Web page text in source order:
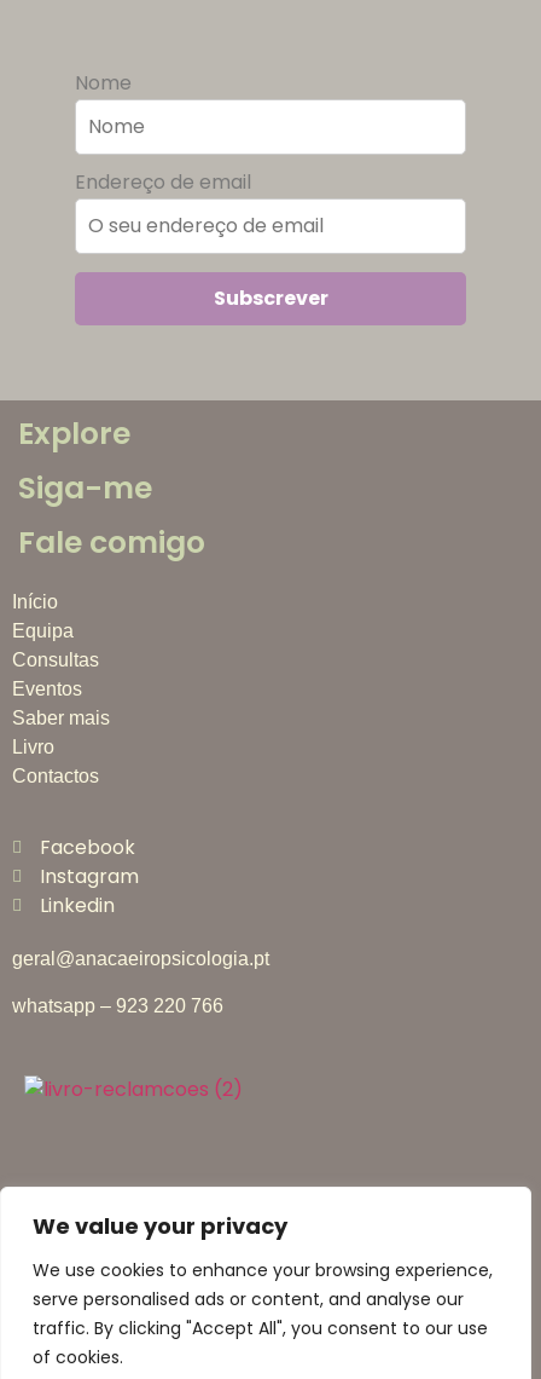
We value your privacy
We use cookies to enhance your browsing experience,
serve personalised ads or content, and analyse our
traffic. By clicking "Accept All", you consent to our use
of cookies.
Nome
Endereço de email
Explore
Siga-me
Fale comigo
Início
Equipa
Consultas
Eventos
Saber mais
Livro
Contactos
Facebook
Instagram
Linkedin
geral@anacaeiropsicologia.pt
whatsapp – 923 220 766
© Ana Caeiro Psicologia | 2026 | Todos os direitos reservados
Política de Privacidade